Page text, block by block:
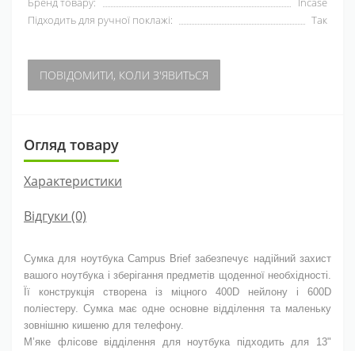
Підходить для ручної поклажі:
Так
ПОВІДОМИТИ, КОЛИ З'ЯВИТЬСЯ
Огляд товару
Характеристики
Відгуки (0)
Сумка для ноутбука Campus Brief забезпечує надійний захист
вашого ноутбука і зберігання предметів щоденної необхідності.
Її конструкція створена із міцного 400D нейлону і 600D
поліестеру. Сумка має одне основне відділення та маленьку
зовнішню кишеню для телефону.
М’яке флісове відділення для ноутбука підходить для 13"